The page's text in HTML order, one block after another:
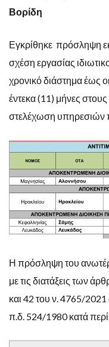
Βορίδη
Εγκρίθηκε πρόσληψη
σχέση εργασίας
χρονικό διάστημα έως
έντεκα (11) μήνες
στελέχωση υπηρεσιών
Η πρόσληψη του
με τις διατάξεις των
και 42 του ν. 4765/
π.δ. 524/1980 κατά